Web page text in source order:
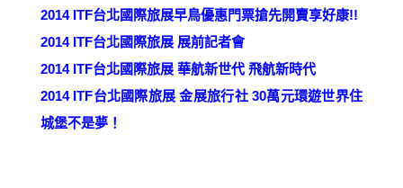
2014 ITF台北國際旅展早鳥優惠門票搶先開賣享好康!!
2014 ITF台北國際旅展 展前記者會
2014 ITF台北國際旅展 華航新世代 飛航新時代
2014 ITF台北國際旅展 金展旅行社 30萬元環遊世界住
城堡不是夢！